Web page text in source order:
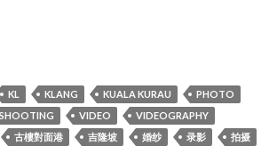
& Jeslin Ten
KL KLANG KUALA KURAU
PHOTO
SHOOTING VIDEO
VIDEOGRAPHY
古樓對面港 吉隆坡 婚纱 录影
拍摄